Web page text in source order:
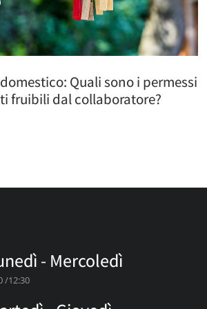
Quali sono i permessi
fruibili dal collaboratore?
- Mercoledì
/12:30